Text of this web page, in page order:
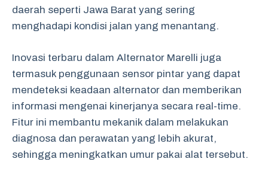
daerah seperti Jawa Barat yang sering
menghadapi kondisi jalan yang menantang.
Inovasi terbaru dalam Alternator Marelli juga
termasuk penggunaan sensor pintar yang dapat
mendeteksi keadaan alternator dan memberikan
informasi mengenai kinerjanya secara real-time.
Fitur ini membantu mekanik dalam melakukan
diagnosa dan perawatan yang lebih akurat,
sehingga meningkatkan umur pakai alat tersebut.